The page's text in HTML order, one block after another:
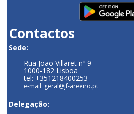
Contactos
Sede:
Rua João Villaret nº 9
1000-182 Lisboa
tel: +351218400253
e-mail: geral@jf-areeiro.pt
Delegação: